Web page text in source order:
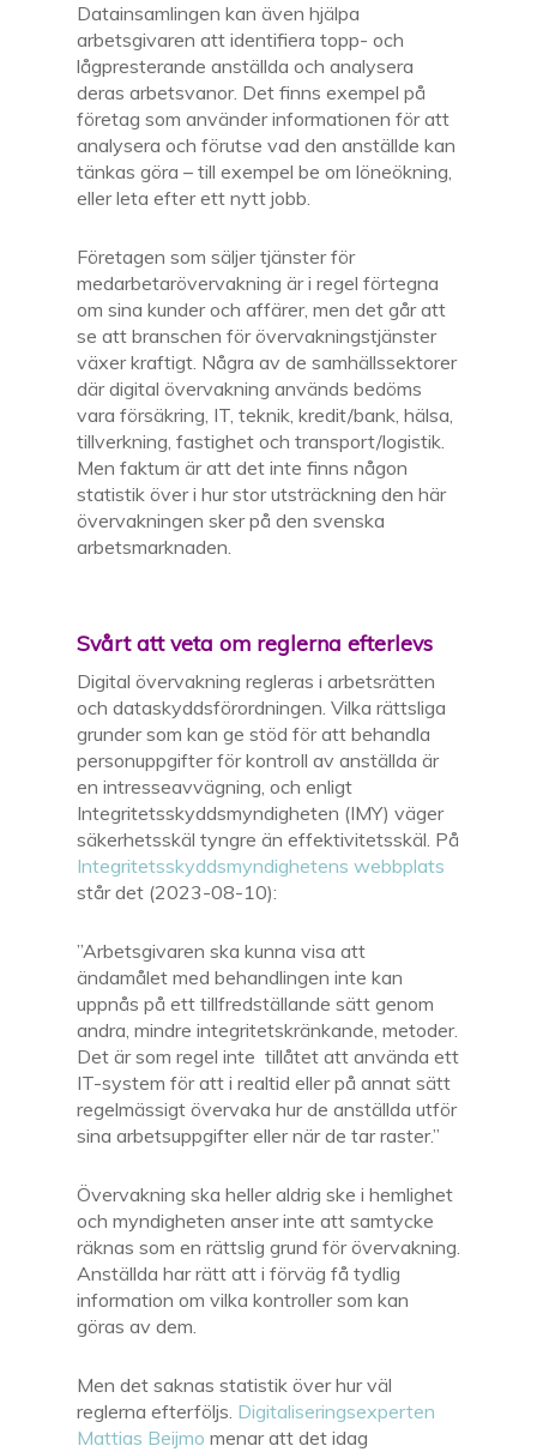
Datainsamlingen kan även hjälpa
arbetsgivaren att identifiera topp- och
lågpresterande anställda och analysera
deras arbetsvanor. Det finns exempel på
företag som använder informationen för att
analysera och förutse vad den anställde kan
tänkas göra – till exempel be om löneökning,
ellerleta efter ett nytt jobb.
Företagen som säljer tjänster för
medarbetarövervakning är i regel förtegna
om sina kunder och affärer, men det går att
se att branschen för övervakningstjänster
växer kraftigt. Några av de samhällssektorer
där digital övervakning används bedöms
vara försäkring, IT, teknik, kredit/bank, hälsa,
tillverkning, fastighet och transport/logistik.
Men faktum är att det inte finns någon
statistik över i hur stor utsträckning den här
övervakningen sker på den svenska
arbetsmarknaden.
Svårt att veta om reglerna efterlevs
Digital övervakning regleras i arbetsrätten
och dataskyddsförordningen. Vilka rättsliga
grunder som kan ge stöd för att behandla
personuppgifter för kontroll av anställda är
en intresseavvägning, och enligt
Integritetsskyddsmyndigheten (IMY) väger
säkerhetsskäl tyngre än effektivitetsskäl. På
Integritetsskyddsmyndighetens webbplats
står det (2023-08-10):
”Arbetsgivaren ska kunna visa att
ändamålet med behandlingen inte kan
uppnås på ett tillfredställande sätt genom
andra, mindre integritetskränkande, metoder.
Det är som regel inte tillåtet att använda ett
IT-system för att i realtid eller på annat sätt
regelmässigt övervaka hur de anställda utför
sina arbetsuppgifter eller när de tar raster.”
Övervakning ska heller aldrig ske i hemlighet
och myndigheten anser inte att samtycke
räknas som en rättslig grund för övervakning.
Anställda har rätt att i förväg få tydlig
information om vilka kontroller som kan
göras av dem.
Men det saknas statistik över hur väl
reglerna efterföljs. Digitaliseringsexperten
Mattias Beijmo menar att det idag